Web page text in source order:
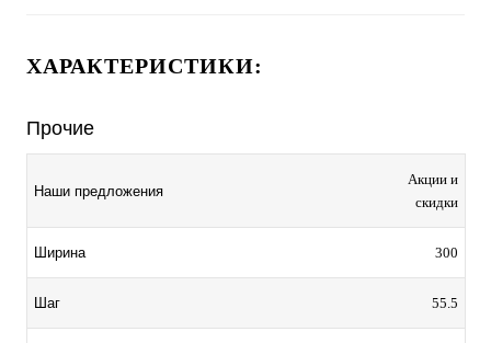
ХАРАКТЕРИСТИКИ:
Прочие
Наши предложения
Акции и
скидки
Ширина 300
Шаг 55.5